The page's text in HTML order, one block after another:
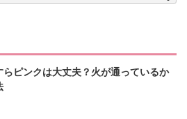
らピンクは大丈夫？火が通っているか